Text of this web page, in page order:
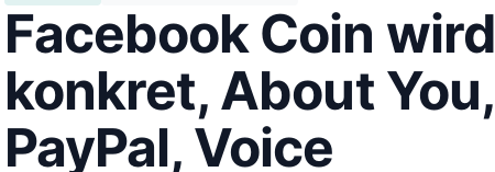
Facebook Coin wird
konkret, About You,
PayPal, Voice